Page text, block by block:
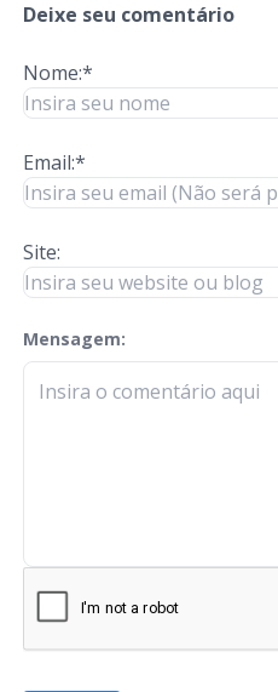
Deixe seu comentário
Nome:*
Email:*
Site:
Mensagem:
check-terms